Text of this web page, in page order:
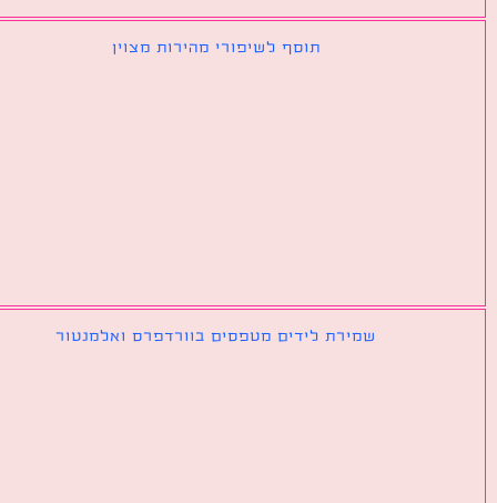
תוסף לשיפורי מהירות מצוין
שמירת לידים מטפסים בוורדפרס ואלמנטור